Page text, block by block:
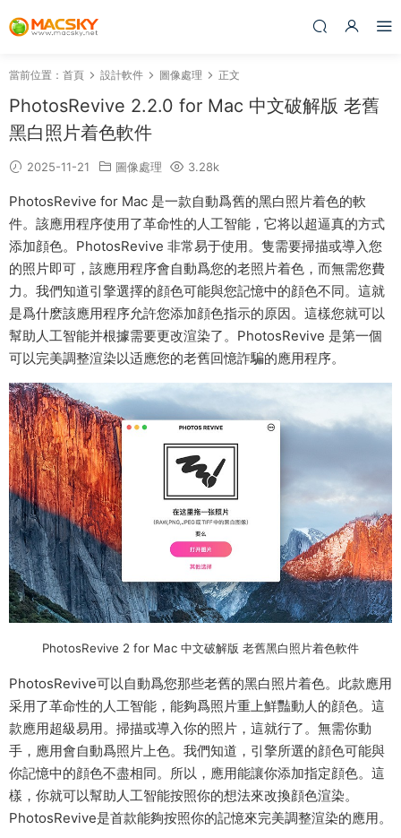
當前位置： 首頁 設計軟件 圖像處理 正文
PhotosRevive 2.2.0 for Mac 中文破解版 老舊
黑白照片着色軟件
2025-11-21 圖像處理 3.28k
PhotosRevive for Mac 是一款自動爲舊的黑白照片着色的軟
件。該應用程序使用了革命性的人工智能，它将以超逼真的方式
添加顔色。PhotosRevive 非常易于使用。隻需要掃描或導入您
的照片即可，該應用程序會自動爲您的老照片着色，而無需您費
力。我們知道引擎選擇的顔色可能與您記憶中的顔色不同。這就
是爲什麽該應用程序允許您添加顔色指示的原因。這樣您就可以
幫助人工智能并根據需要更改渲染了。PhotosRevive 是第一個
可以完美調整渲染以适應您的老舊回憶詐騙的應用程序。
PhotosRevive 2 for Mac 中文破解版 老舊黑白照片着色軟件
PhotosRevive可以自動爲您那些老舊的黑白照片着色。此款應用
采用了革命性的人工智能，能夠爲照片重上鮮豔動人的顔色。這
款應用超級易用。掃描或導入你的照片，這就行了。無需你動
手，應用會自動爲照片上色。我們知道，引擎所選的顔色可能與
你記憶中的顔色不盡相同。所以，應用能讓你添加指定顔色。這
樣，你就可以幫助人工智能按照你的想法來改換顔色渲染。
PhotosRevive是首款能夠按照你的記憶來完美調整渲染的應用。